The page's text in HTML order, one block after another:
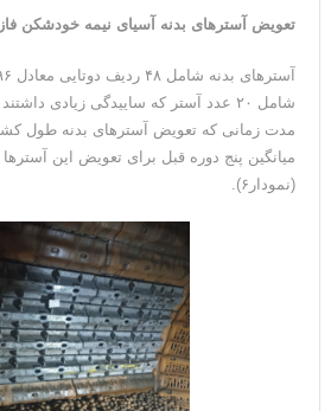
تعویض آسترهای بدنه آسیای نیمه خودشکن فاز ۲:
(نمودار۶).